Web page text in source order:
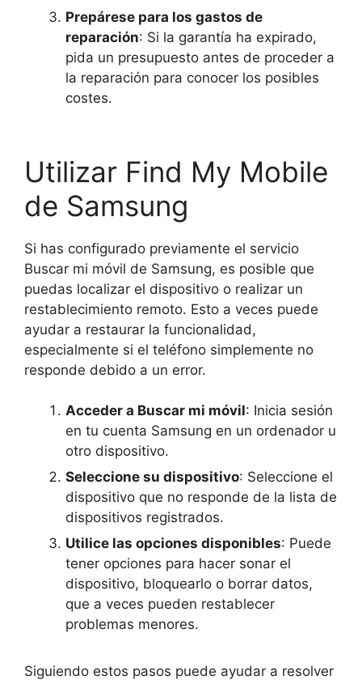
Prepárese para los gastos de
reparación: Si la garantía ha expirado,
pida un presupuesto antes de proceder a
la reparación para conocer los posibles
costes.
Utilizar Find My Mobile
de Samsung
Si has configurado previamente el servicio
Buscar mi móvil de Samsung, es posible que
puedas localizar el dispositivo o realizar un
restablecimiento remoto. Esto a veces puede
ayudar a restaurar la funcionalidad,
especialmente si el teléfono simplemente no
responde debido a un error.
Acceder a Buscar mi móvil: Inicia sesión
en tu cuenta Samsung en un ordenador u
otro dispositivo.
Seleccione su dispositivo: Seleccione el
dispositivo que no responde de la lista de
dispositivos registrados.
Utilice las opciones disponibles: Puede
tener opciones para hacer sonar el
dispositivo, bloquearlo o borrar datos,
que a veces pueden restablecer
problemas menores.
Siguiendo estos pasos puede ayudar a resolver